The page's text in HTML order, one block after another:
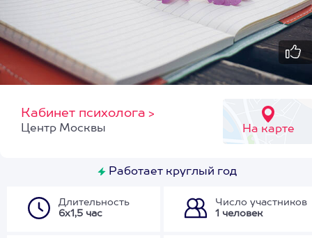
Кабинет психолога >
На карте
Центр Москвы
Работает круглый год
Длительность
6х1,5 час
Число участников
1 человек